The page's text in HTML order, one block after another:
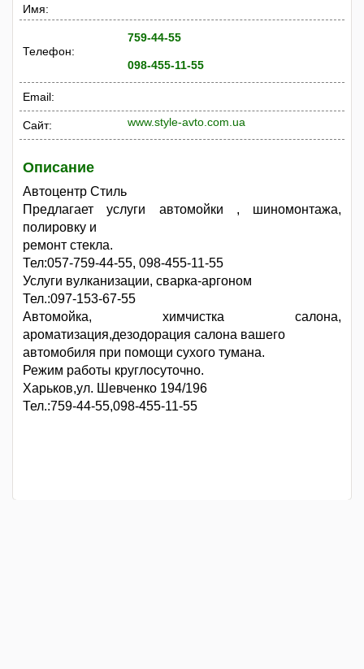
Имя:
Телефон:
759-44-55
098-455-11-55
Email:
Сайт: www.style-avto.com.ua
Описание
Автоцентр Стиль
Предлагает услуги автомойки , шиномонтажа,
полировку и
ремонт стекла.
Тел:057-759-44-55, 098-455-11-55
Услуги вулканизации, сварка-аргоном
Тел.:097-153-67-55
Автомойка, химчистка салона,
ароматизация,дезодорация салона вашего
автомобиля при помощи сухого тумана.
Режим работы круглосуточно.
Харьков,ул. Шевченко 194/196
Тел.:759-44-55,098-455-11-55